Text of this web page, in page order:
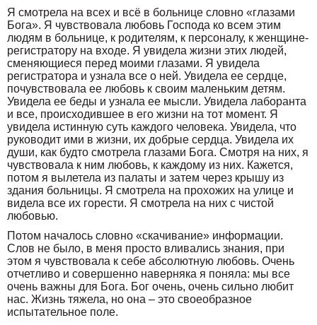
Я смотрела на всех и всё в больнице словно «глазами
Бога». Я чувствовала любовь Господа ко всем этим
людям в больнице, к родителям, к персоналу, к женщине-
регистратору на входе. Я увидела жизни этих людей,
сменяющиеся перед моими глазами. Я увидела
регистратора и узнала все о ней. Увидела ее сердце,
почувствовала ее любовь к своим маленьким детям.
Увидела ее беды и узнала ее мысли. Увидела лаборанта
и все, происходившее в его жизни на тот момент. Я
увидела истинную суть каждого человека. Увидела, что
руководит ими в жизни, их добрые сердца. Увидела их
души, как будто смотрела глазами Бога. Смотря на них, я
чувствовала к ним любовь, к каждому из них. Кажется,
потом я вылетела из палаты и затем через крышу из
здания больницы. Я смотрела на прохожих на улице и
видела все их горести. Я смотрела на них с чистой
любовью.
Потом началось словно «скачивание» информации.
Слов не было, в меня просто вливались знания, при
этом я чувствовала к себе абсолютную любовь. Очень
отчетливо и совершенно наверняка я поняла: мы все
очень важны для Бога. Бог очень, очень сильно любит
нас. Жизнь тяжела, но она – это своеобразное
испытательное поле.